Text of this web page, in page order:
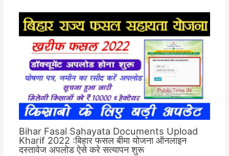
Bihar Fasal Sahayata Documents Upload
Kharif 2022 :बिहार फसल बीमा योजना ऑनलाइन
दस्तावेज अपलोड ऐसे करे सत्यापन शुरू